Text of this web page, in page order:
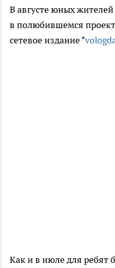
В августе юных
в полюбившемся
сетевое издание "
Как и в июле для ребят